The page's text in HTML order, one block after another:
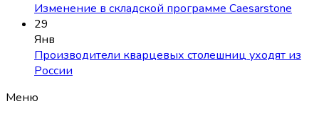
Изменение в складской программе Caesarstone
29
Янв
Производители кварцевых столешниц уходят из
России
Меню